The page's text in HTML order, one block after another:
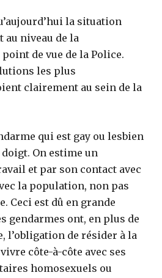
la situation
au niveau de la
point de vue de la Police.
les plus
clairement au sein de la
qui est gay ou lesbien
doigt. On estime un
et par son contact avec
la population, non pas
Ceci est dû en grande
gendarmes ont, en plus de
l’obligation de résider à la
côte-à-côte avec ses
homosexuels ou